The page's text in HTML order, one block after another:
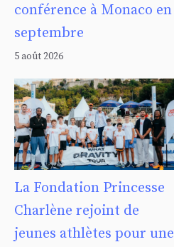
conférence à Monaco en
septembre
5 août 2026
La Fondation Princesse
Charlène rejoint de
jeunes athlètes pour une